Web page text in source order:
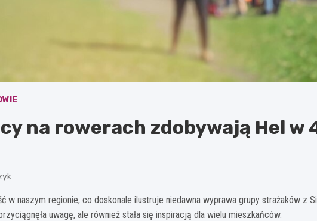
na rowerach zdobywają Hel w
w naszym regionie, co doskonale ilustruje niedawna wyprawa grupy strażaków z
uwagę, ale również stała się inspiracją dla wielu mieszkańców.